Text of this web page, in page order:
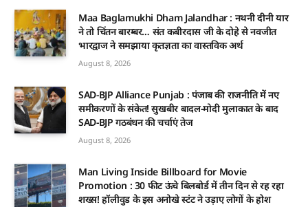
Maa Baglamukhi Dham Jalandhar : नथनी दीनी यार
ने तो चिंतन बारम्बर… संत कबीरदास जी के दोहे से नवजीत
भारद्वाज ने समझाया कृतज्ञता का वास्तविक अर्थ
August 8, 2026
SAD-BJP Alliance Punjab : पंजाब की राजनीति में नए
समीकरणों के संकेत! सुखबीर बादल-मोदी मुलाकात के बाद
SAD-BJP गठबंधन की चर्चाएं तेज
August 8, 2026
Man Living Inside Billboard for Movie
Promotion : 30 फीट ऊंचे बिलबोर्ड में तीन दिन से रह रहा
शख्स! हॉलीवुड के इस अनोखे स्टंट ने उड़ाए लोगों के होश